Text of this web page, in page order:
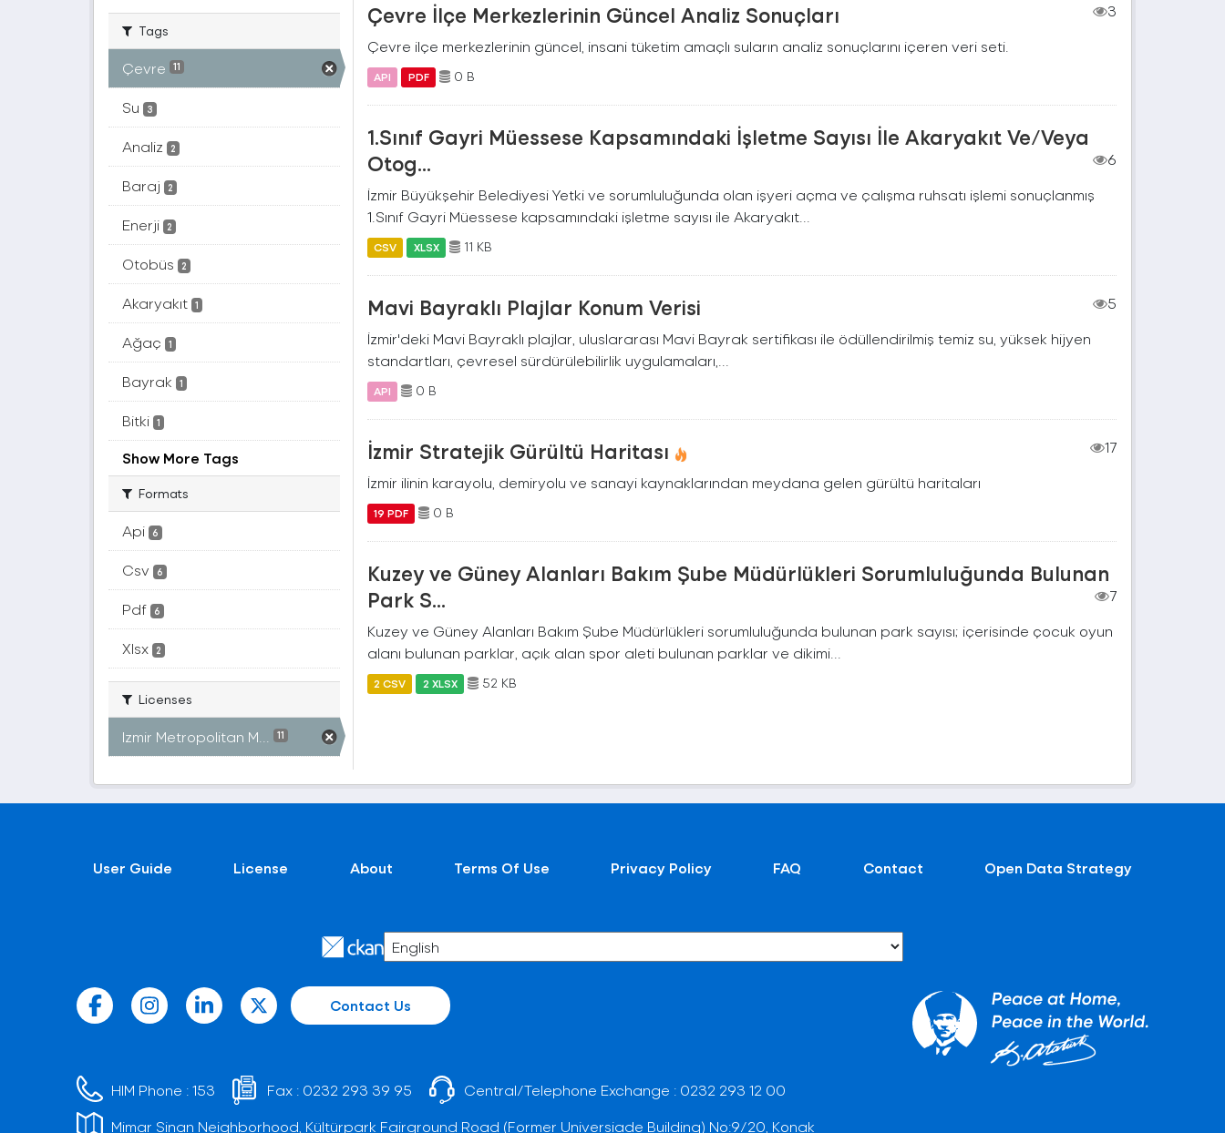
Tags
Çevre 11
Su 3
Analiz 2
Baraj 2
Enerji 2
Otobüs 2
Akaryakıt 1
Ağaç 1
Bayrak 1
Bitki 1
Show More Tags
Formats
Api 6
Csv 6
Pdf 6
Xlsx 2
Licenses
Izmir Metropolitan M... 11
Çevre İlçe Merkezlerinin Güncel Analiz Sonuçları
3
Çevre ilçe merkezlerinin güncel, insani tüketim amaçlı suların analiz sonuçlarını içeren veri seti.
API PDF 0 B
1.Sınıf Gayri Müessese Kapsamındaki İşletme Sayısı İle Akaryakıt Ve/Veya
Otog...
6
İzmir Büyükşehir Belediyesi Yetki ve sorumluluğunda olan işyeri açma ve çalışma ruhsatı işlemi sonuçlanmış
1.Sınıf Gayri Müessese kapsamındaki işletme sayısı ile Akaryakıt...
CSV XLSX 11 KB
Mavi Bayraklı Plajlar Konum Verisi
5
İzmir'deki Mavi Bayraklı plajlar, uluslararası Mavi Bayrak sertifikası ile ödüllendirilmiş temiz su, yüksek hijyen
standartları, çevresel sürdürülebilirlik uygulamaları,...
API 0 B
İzmir Stratejik Gürültü Haritası
17
İzmir ilinin karayolu, demiryolu ve sanayi kaynaklarından meydana gelen gürültü haritaları
19 PDF 0 B
Kuzey ve Güney Alanları Bakım Şube Müdürlükleri Sorumluluğunda Bulunan
Park S...
7
Kuzey ve Güney Alanları Bakım Şube Müdürlükleri sorumluluğunda bulunan park sayısı; içerisinde çocuk oyun
alanı bulunan parklar, açık alan spor aleti bulunan parklar ve dikimi...
2 CSV 2 XLSX 52 KB
User Guide License About Terms Of Use Privacy Policy FAQ Contact Open Data Strategy
Contact Us
HIM Phone :153 Fax : 0232 293 39 95 Central/Telephone Exchange : 0232 293 12 00
Mimar Sinan Neighborhood, Kültürpark Fairground Road (Former Universiade Building) No:9/20, Konak